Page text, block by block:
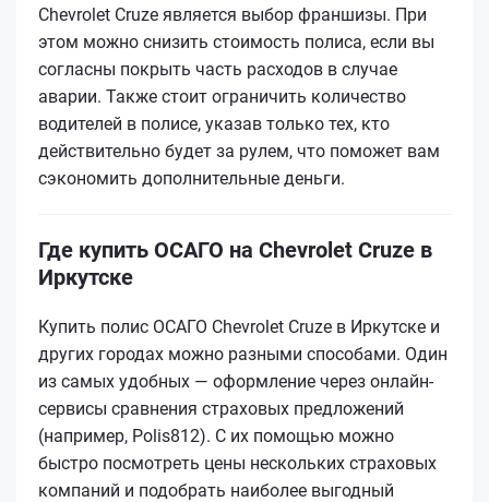
Chevrolet Cruze является выбор франшизы. При
этом можно снизить стоимость полиса, если вы
согласны покрыть часть расходов в случае
аварии. Также стоит ограничить количество
водителей в полисе, указав только тех, кто
действительно будет за рулем, что поможет вам
сэкономить дополнительные деньги.
Где купить ОСАГО на Chevrolet Cruze в
Иркутске
Купить полис ОСАГО Chevrolet Cruze в Иркутске и
других городах можно разными способами. Один
из самых удобных — оформление через онлайн-
сервисы сравнения страховых предложений
(например, Polis812). С их помощью можно
быстро посмотреть цены нескольких страховых
компаний и подобрать наиболее выгодный